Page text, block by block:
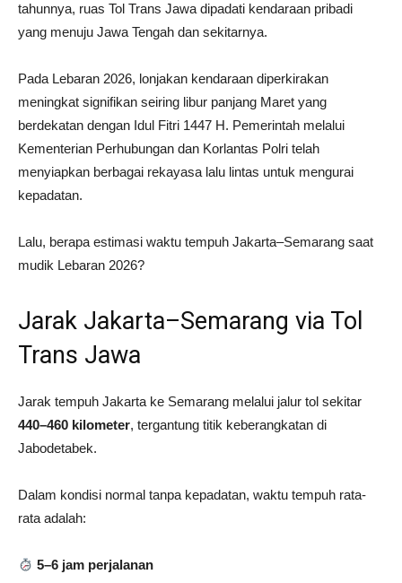
tahunnya, ruas Tol Trans Jawa dipadati kendaraan pribadi
yang menuju Jawa Tengah dan sekitarnya.
Pada Lebaran 2026, lonjakan kendaraan diperkirakan
meningkat signifikan seiring libur panjang Maret yang
berdekatan dengan Idul Fitri 1447 H. Pemerintah melalui
Kementerian Perhubungan dan Korlantas Polri telah
menyiapkan berbagai rekayasa lalu lintas untuk mengurai
kepadatan.
Lalu, berapa estimasi waktu tempuh Jakarta–Semarang saat
mudik Lebaran 2026?
Jarak Jakarta–Semarang via Tol
Trans Jawa
Jarak tempuh Jakarta ke Semarang melalui jalur tol sekitar
440–460 kilometer, tergantung titik keberangkatan di
Jabodetabek.
Dalam kondisi normal tanpa kepadatan, waktu tempuh rata-
rata adalah:
5–6 jam perjalanan